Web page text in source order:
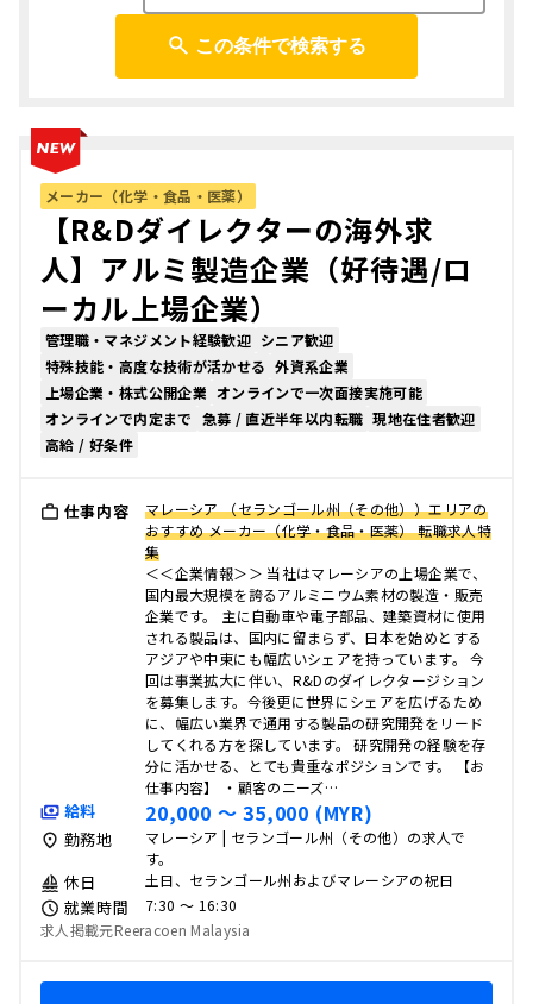
この条件で検索する
メーカー（化学・食品・医薬）
【R&Dダイレクターの海外求
人】アルミ製造企業（好待遇/ロ
ーカル上場企業）
管理職・マネジメント経験歓迎 シニア歓迎
特殊技能・高度な技術が活かせる 外資系企業
上場企業・株式公開企業 オンラインで一次面接実施可能
オンラインで内定まで 急募 / 直近半年以内転職 現地在住者歓迎
高給 / 好条件
仕事内容
マレーシア （セランゴール州（その他））エリアの
おすすめ メーカー（化学・食品・医薬） 転職求人特
集
＜＜企業情報＞＞ 当社はマレーシアの上場企業で、
国内最大規模を誇るアルミニウム素材の製造・販売
企業です。 主に自動車や電子部品、建築資材に使用
される製品は、国内に留まらず、日本を始めとする
アジアや中東にも幅広いシェアを持っています。 今
回は事業拡大に伴い、R&Dのダイレクタージション
を募集します。今後更に世界にシェアを広げるため
に、幅広い業界で通用する製品の研究開発をリード
してくれる方を探しています。 研究開発の経験を存
分に活かせる、とても貴重なポジションです。 【お
仕事内容】 ・顧客のニーズ…
給料 20,000 〜 35,000 (MYR)
勤務地
マレーシア | セランゴール州（その他）の求人で
す。
休日 土日、セランゴール州およびマレーシアの祝日
就業時間
7:30 〜 16:30
求人掲載元Reeracoen Malaysia